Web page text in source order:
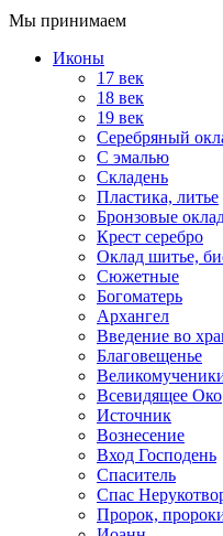
Мы принимаем
Иконы
17 век
18 век
19 век
Серебряный
С эмалью
Складень
Пластика, литье
Бронзовые
Крест серебро
Оклад шитье,
Сюжетные
Богоматерь
Архангел
Введение во
Благовещенье
Всевидящее Око
Источник
Вознесение
Вход Господень
Спаситель
Спас
Пророк,